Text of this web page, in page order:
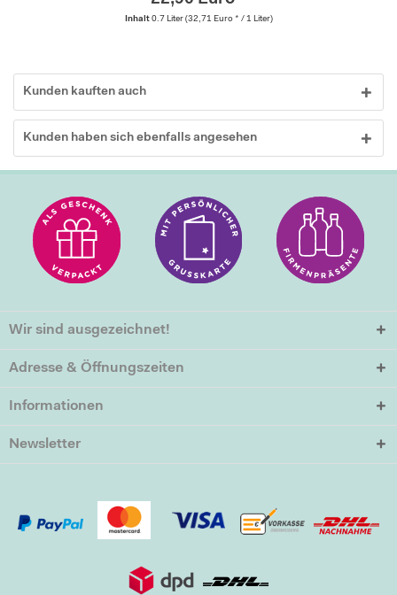
Inhalt 0.7 Liter (32,71 Euro * / 1 Liter)
Kunden kauften auch
Kunden haben sich ebenfalls angesehen
Wir sind ausgezeichnet!
Adresse & Öffnungszeiten
Informationen
Newsletter